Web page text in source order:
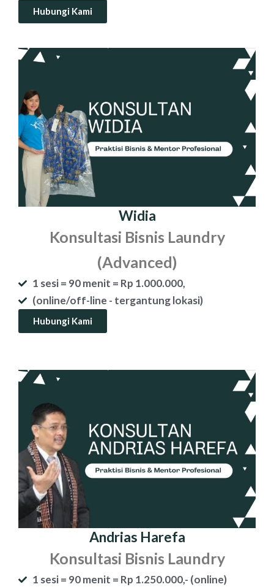
Hubungi Kami
Widia
Konsultasi Bisnis Laundry
(Advanced)
1 sesi = 90 menit = Rp 1.000.000,
(online/off-line - tergantung lokasi)
Hubungi Kami
Andrias Harefa
Konsultasi Bisnis Laundry
1 sesi = 90 menit = Rp 1.250.000,- (online)